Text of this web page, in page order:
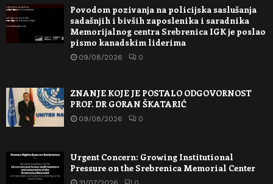
Povodom pozivanja na policijska saslušanja
sadašnjih i bivših zaposlenika i saradnika
Memorijalnog centra Srebrenica IGK je poslao
pismo kanadskim liderima
09/08/2026 0
ZNANJE KOJE JE POSTALO ODGOVORNOST
PROF. DR GORAN ŠKATARIĆ
09/08/2026 0
Urgent Concern: Growing Institutional
Pressure on the Srebrenica Memorial Center